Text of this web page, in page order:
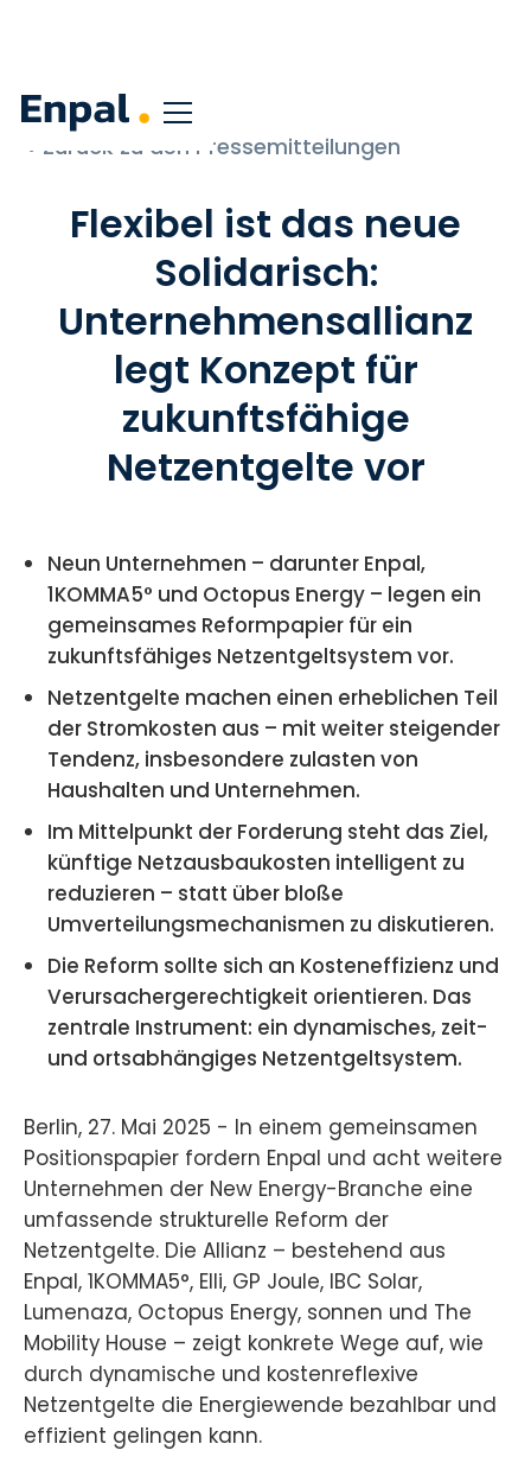
< Zurück zu den Pressemitteilungen
Flexibel ist das neue
Solidarisch:
Unternehmensallianz
legt Konzept für
zukunftsfähige
Netzentgelte vor
Neun Unternehmen – darunter Enpal,
1KOMMA5° und Octopus Energy – legen ein
gemeinsames Reformpapier für ein
zukunftsfähiges Netzentgeltsystem vor.
Netzentgelte machen einen erheblichen Teil
der Stromkosten aus – mit weiter steigender
Tendenz, insbesondere zulasten von
Haushalten und Unternehmen.
Im Mittelpunkt der Forderung steht das Ziel,
künftige Netzausbaukosten intelligent zu
reduzieren – statt über bloße
Umverteilungsmechanismen zu diskutieren.
Die Reform sollte sich an Kosteneffizienz und
Verursachergerechtigkeit orientieren. Das
zentrale Instrument: ein dynamisches, zeit-
und ortsabhängiges Netzentgeltsystem.
Berlin, 27. Mai 2025 - In einem gemeinsamen
Positionspapier fordern Enpal und acht weitere
Unternehmen der New Energy-Branche eine
umfassende strukturelle Reform der
Netzentgelte. Die Allianz – bestehend aus
Enpal, 1KOMMA5°, Elli, GP Joule, IBC Solar,
Lumenaza, Octopus Energy, sonnen und The
Mobility House – zeigt konkrete Wege auf, wie
durch dynamische und kostenreflexive
Netzentgelte die Energiewende bezahlbar und
effizient gelingen kann.